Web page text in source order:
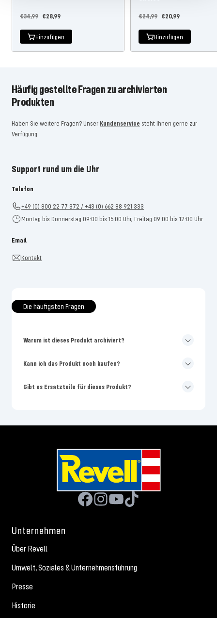
Angebotspreis
€28,99
Regulärer
€34,99
Hinzufügen
Angebotspreis
€20,99
Regulärer
€24,99
Hinzufügen
Häufig gestellte Fragen zu archivierten
Produkten
Haben Sie weitere Fragen? Unser Kundenservice steht Ihnen gerne zur
Verfügung.
Support rund um die Uhr
Telefon
+49 (0) 800 22 77 372 / +43 (0) 662 88 921 333
Montag bis Donnerstag 09:00 bis 15:00 Uhr, Freitag 09:00 bis 12:00 Uhr
Email
Kontakt
Die häufigsten Fragen
Warum ist dieses Produkt archiviert?
Kann ich das Produkt noch kaufen?
Gibt es Ersatzteile für dieses Produkt?
Unternehmen
Über Revell
Umwelt, Soziales & Unternehmensführung
Presse
Historie